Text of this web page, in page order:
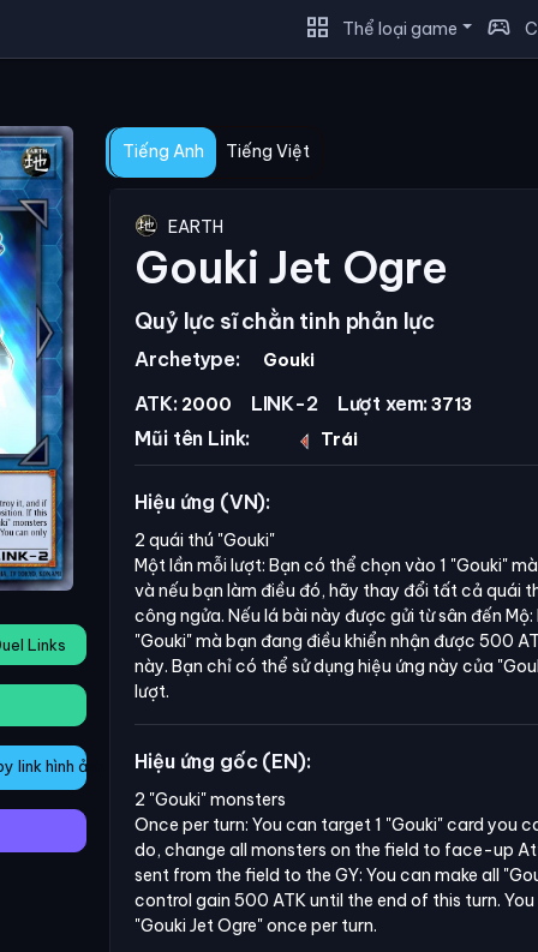
grid_view Thể loại game sports_esports
Links
link hình ảnh
Tiếng Anh Tiếng Việt
EARTH
Gouki Jet Ogre
Quỷ lực sĩ chằn tinh phản lực
Archetype: Gouki
ATK: 2000 LINK-2 Lượt xem: 3713
Mũi tên Link: Trái
Hiệu ứng (VN):
2 quái thú "Gouki"
Một lần mỗi lượt: Bạn có thể chọn vào 1 "Gouki"
và nếu bạn làm điều đó, hãy thay đổi tất cả quái
công ngửa. Nếu lá bài này được gửi từ sân đến
"Gouki"mà bạn đang điều khiển nhận được 500
này. Bạn chỉ có thể sử dụng hiệu ứng này của
lượt.
Hiệu ứng gốc (EN):
2 "Gouki" monsters
Once per turn: You can target 1 "Gouki" card you
do, change all monsters on the field to face-up
sent from the field to the GY: You can make all
control gain 500 ATK until the end of this turn.
"Gouki Jet Ogre" once per turn.